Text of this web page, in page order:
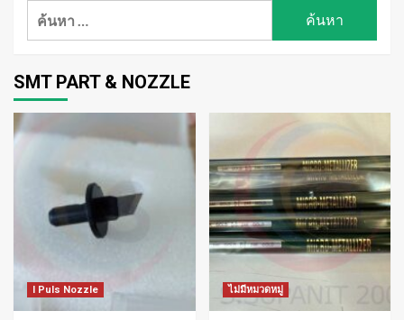
ค้นหา
SMT PART & NOZZLE
I Puls Nozzle ไม่มีหมวดหมู่